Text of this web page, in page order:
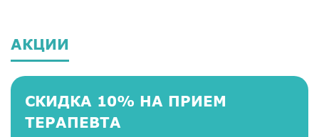
АКЦИИ
СКИДКА 10% НА ПРИЕМ
ТЕРАПЕВТА